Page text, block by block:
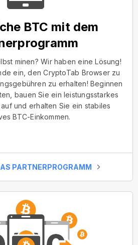
BTC mit dem
minen? Wir haben eine Lösung!
ein, den CryptoTab Browser zu
zu erhalten! Beginnen
bauen Sie ein leistungsstarkes
und erhalten Sie ein stabiles
BTC-Einkommen.
PARTNERPROGRAMM